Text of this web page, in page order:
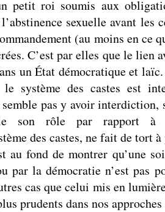
petit roi soumis aux
sexuelle avant les
(au moins en ce
C’est par elles que le lien
un État démocratique et
système des castes est
pas y avoir interdiction,
son rôle par rapport à
des castes, ne fait de tort à
au fond de montrer qu’une
par la démocratie n’est pas
cas que celui mis en
prudents dans nos